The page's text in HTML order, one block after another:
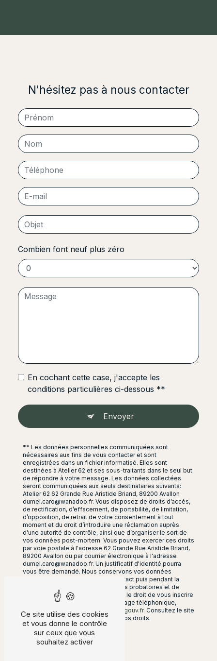
N'hésitez pas à nous contacter
Combien font neuf plus zéro
En cochant cette case, j'accepte les
conditions particulières ci-dessous **
Envoyer
** Les données personnelles communiquées sont
nécessaires aux fins de vous contacter et sont
enregistrées dans un fichier informatisé. Elles sont
destinées à Atelier 62 et ses sous-traitants dans le seul but
de répondre à votre message. Les données collectées
seront communiquées aux seuls destinataires suivants:
Atelier 62 62 Grande Rue Aristide Briand, 89200 Avallon
dumel.caro@wanadoo.fr. Vous disposez de droits d’accès,
de rectification, d’effacement, de portabilité, de limitation,
d’opposition, de retrait de votre consentement à tout
moment et du droit d’introduire une réclamation auprès
d’une autorité de contrôle, ainsi que d’organiser le sort de
vos données post-mortem. Vous pouvez exercer ces droits
par voie postale à l'adresse 62 Grande Rue Aristide Briand,
89200 Avallon ou par courrier électronique à l'adresse
dumel.caro@wanadoo.fr. Un justificatif d'identité pourra
vous être demandé. Nous conservons vos données
pendant la période de prise de contact puis pendant la
durée de prescription légale aux fins probatoires et de
gestion des contentieux. Vous avez le droit de vous inscrire
sur la liste d'opposition au démarchage téléphonique,
disponible à cette adresse:
Bloctel.gouv.fr. Consultez le site
cnil.fr pour plus d’informations sur vos droits.
Ce site utilise des cookies
et vous donne le contrôle
sur ceux que vous
souhaitez activer